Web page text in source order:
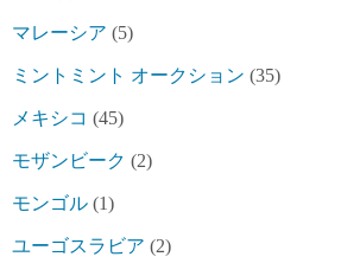
マレーシア (5)
ミントミント オークション (35)
メキシコ (45)
モザンビーク (2)
モンゴル (1)
ユーゴスラビア (2)